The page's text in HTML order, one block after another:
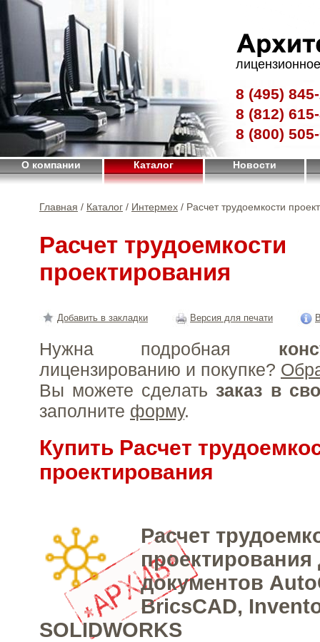
8 (495)
8 (812)
8 (800)
О компании Каталог Новости
Главная / Каталог / Интермех / Расчет трудоемкости
Расчет трудоемкости
проектирования
Добавить в закладки Версия для печати
Нужна подробная
лицензированию и покупке?
Вы можете сделать заказ в
заполните форму.
Купить Расчет
проектирования
Расчет
проектирования
документов
BricsCAD,
SOLIDWORKS